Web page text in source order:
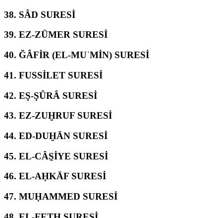
38. SÂD SURESİ
39. EZ-ZÜMER SURESİ
40. ĞÂFİR (EL-MUʾMİN) SURESİ
41. FUSSİLET SURESİ
42. EŞ-ŞÛRÂ SURESİ
43. EZ-ZUḪRUF SURESİ
44. ED-DUḪĀN SURESİ
45. EL-CÂS̱İYE SURESİ
46. EL-AḤKĀF SURESİ
47. MUḤAMMED SURESİ